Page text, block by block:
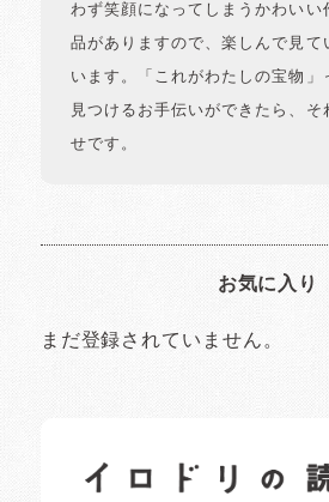
わず笑顔になってしまうかわいい
品がありますので、楽しんで見て
います。「これがわたしの宝物」
見つけるお手伝いができたら、そ
せです。
お気に入り
まだ登録されていません。
日常の様子など随時更新中です。